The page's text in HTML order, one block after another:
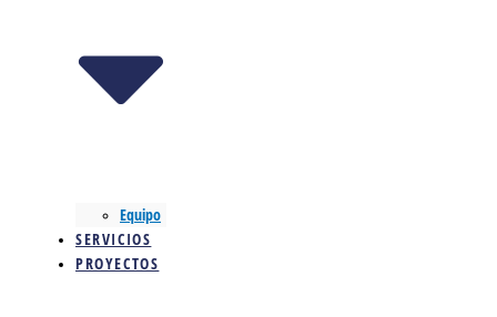
Equipo
SERVICIOS
PROYECTOS